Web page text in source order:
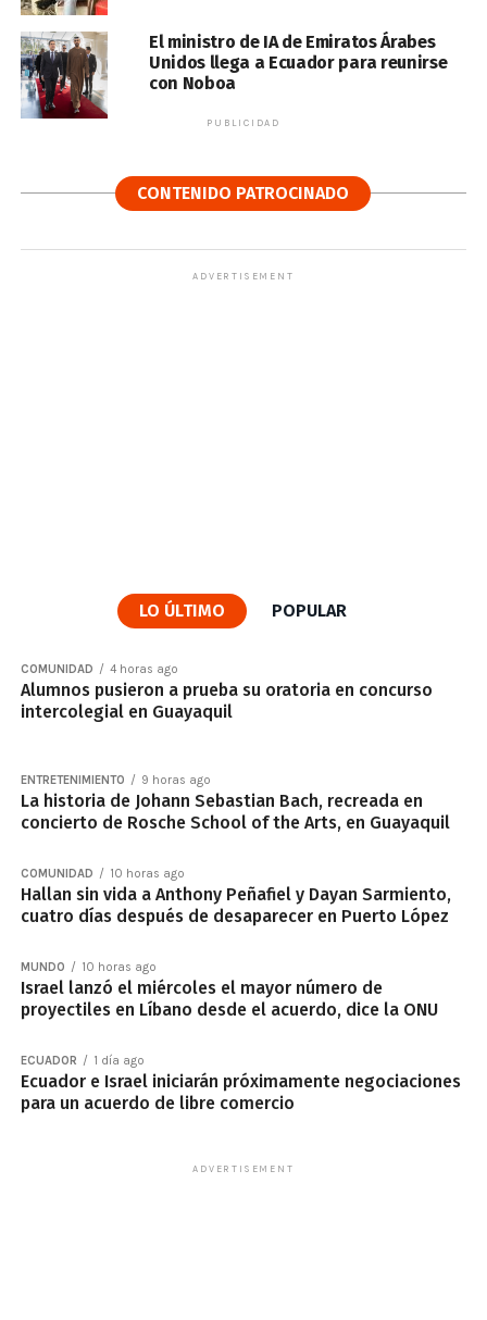
El ministro de IA de Emiratos Árabes
Unidos llega a Ecuador para reunirse
con Noboa
PUBLICIDAD
CONTENIDO PATROCINADO
ADVERTISEMENT
LO ÚLTIMO POPULAR
COMUNIDAD 4 horas ago
Alumnos pusieron a prueba su oratoria en concurso
intercolegial en Guayaquil
ENTRETENIMIENTO 9 horas ago
La historia de Johann Sebastian Bach, recreada en
concierto de Rosche School of the Arts, en Guayaquil
COMUNIDAD 10 horas ago
Hallan sin vida a Anthony Peñafiel y Dayan Sarmiento,
cuatro días después de desaparecer en Puerto López
MUNDO 10 horas ago
Israel lanzó el miércoles el mayor número de
proyectiles en Líbano desde el acuerdo, dice la ONU
ECUADOR 1 día ago
Ecuador e Israel iniciarán próximamente negociaciones
para un acuerdo de libre comercio
ADVERTISEMENT